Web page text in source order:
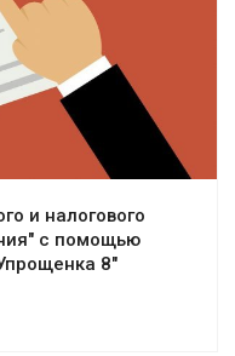
и налогового
с помощью
8"